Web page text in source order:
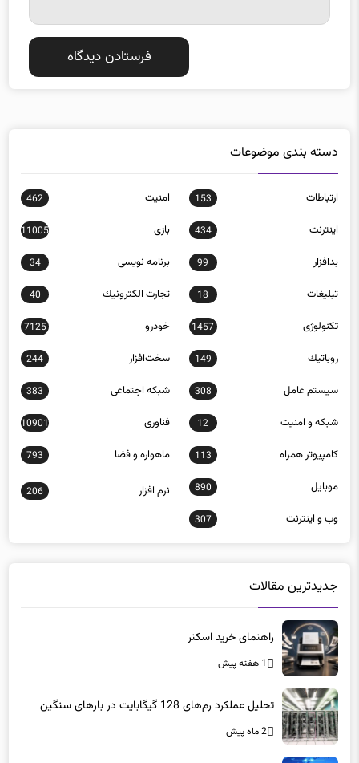
دسته بندی موضوعات
ارتباطات 153 امنيت 462
اينترنت 434 بازی 11005
بدافزار 99 برنامه نويسی 34
تبلیغات 18 تجارت الكترونيك 40
تکنولوژی 1457 خودرو 7125
روباتيك 149 سخت‌افزار 244
سيستم عامل 308 شبكه اجتماعی 383
شبكه و امنيت 12 فناوری 10901
كامپيوتر همراه 113 ماهواره و فضا 793
موبايل 890 نرم افزار 206
وب و اينترنت 307
جدیدترین مقالات
راهنمای خرید اسکنر
1 هفته پیش
تحلیل عملکرد رم‌های 128 گیگابایت در بارهای سنگین
2 ماه پیش